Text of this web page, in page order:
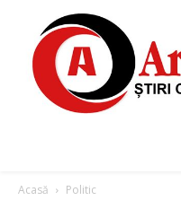
Acasă Politic